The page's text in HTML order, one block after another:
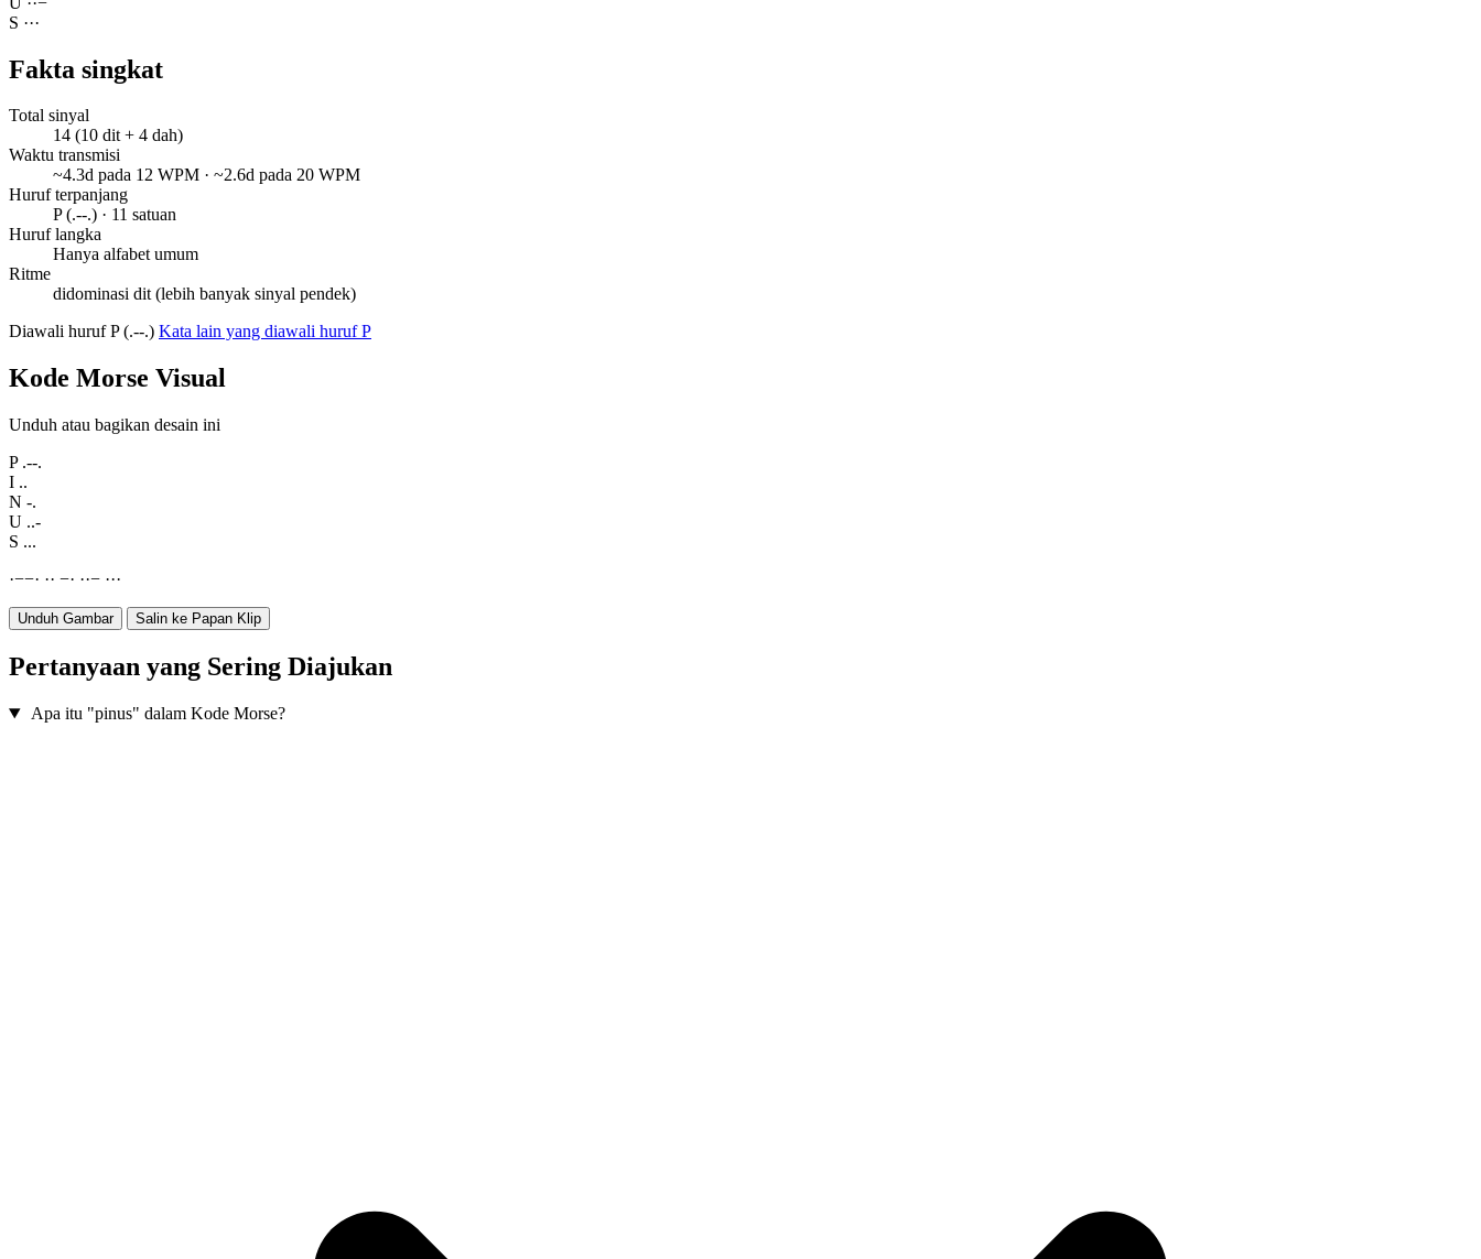
S ···
Fakta singkat
Total sinyal
14 (10 dit + 4 dah)
Waktu transmisi
~4.3d pada 12 WPM · ~2.6d pada 20 WPM
Huruf terpanjang
P (.--.) · 11 satuan
Huruf langka
Hanya alfabet umum
Ritme
didominasi dit (lebih banyak sinyal pendek)
Diawali huruf P (.--.) Kata lain yang diawali huruf P
Kode Morse Visual
Unduh atau bagikan desain ini
P .--.
I ..
N -.
U ..-
S ...
·−−· ·· −· ··− ···
Unduh Gambar Salin ke Papan Klip
Pertanyaan yang Sering Diajukan
Apa itu "pinus" dalam Kode Morse?